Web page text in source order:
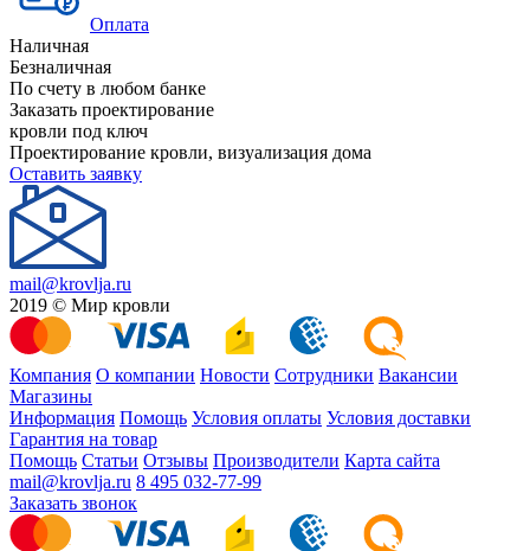
Оплата
Наличная
Безналичная
По счету в любом банке
Заказать проектирование
кровли под ключ
Проектирование кровли, визуализация дома
Оставить заявку
mail@krovlja.ru
2019 © Мир кровли
Компания О компании Новости Сотрудники Вакансии
Магазины
Информация Помощь Условия оплаты Условия доставки
Гарантия на товар
Помощь Статьи Отзывы Производители Карта сайта
mail@krovlja.ru 8 495 032-77-99
Заказать звонок